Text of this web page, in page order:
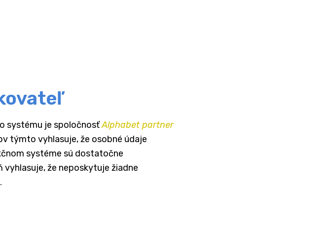
systému je spoločnosťAlphabet partner
týmto vyhlasuje, že osobné údaje
systéme sú dostatočne
že neposkytuje žiadne